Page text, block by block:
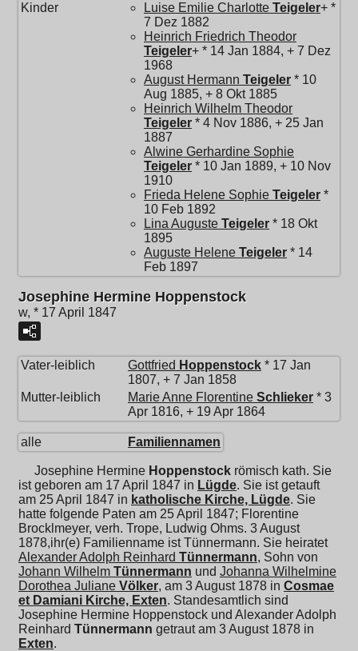
Kinder
Luise Emilie Charlotte Teigeler+ *
7 Dez 1882
Heinrich Friedrich Theodor
Teigeler+ * 14 Jan 1884, + 7 Dez
1968
August Hermann Teigeler * 10
Aug 1885, + 8 Okt 1885
Heinrich Wilhelm Theodor
Teigeler * 4 Nov 1886, + 25 Jan
1887
Alwine Gerhardine Sophie
Teigeler * 10 Jan 1889, + 10 Nov
1910
Frieda Helene Sophie Teigeler *
10 Feb 1892
Lina Auguste Teigeler * 18 Okt
1895
Auguste Helene Teigeler * 14
Feb 1897
Josephine Hermine Hoppenstock
w, * 17 April 1847
Vater-leiblich Gottfried Hoppenstock * 17 Jan
1807, + 7 Jan 1858
Mutter-leiblich
Marie Anne Florentine Schlieker * 3
Apr 1816, + 19 Apr 1864
alle Familiennamen
Josephine Hermine Hoppenstock römisch kath. Sie
ist geboren am 17 April 1847 in Lügde. Sie ist getauft
am 25 April 1847 in katholische Kirche, Lügde. Sie
hatte folgende Paten am 25 April 1847; Florentine
Brocklmeyer, verh. Trope, Ludwig Ohms. 3 August
1878,ihr(e) Familienname ist Tünnermann. Sie heiratet
Alexander Adolph Reinhard Tünnermann, Sohn von
Johann Wilhelm Tünnermann und Johanna Wilhelmine
Dorothea Juliane Völker, am 3 August 1878 in Cosmae
et Damiani Kirche, Exten. Standesamtlich sind
Josephine Hermine Hoppenstock und Alexander Adolph
Reinhard Tünnermann getraut am 3 August 1878 in
Exten.